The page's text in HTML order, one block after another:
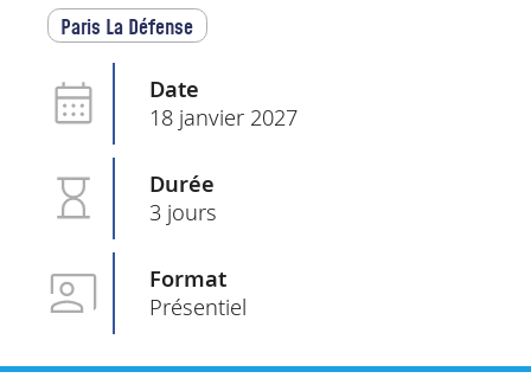
Paris La Défense
Date
18 janvier 2027
Durée
3 jours
Format
Présentiel